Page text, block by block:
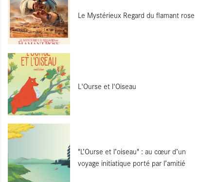
Le Mystérieux Regard du flamant rose
L'Ourse et l'Oiseau
"L’Ourse et l’oiseau" : au cœur d’un
voyage initiatique porté par l’amitié